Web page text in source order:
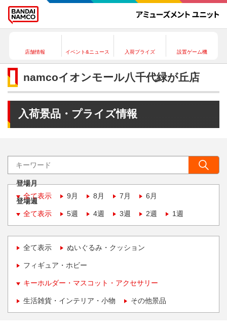
店舗情報 イベント&ニュース 入荷プライズ 設置ゲーム機
namcoイオンモール八千代緑が丘店
入荷景品・プライズ情報
登場月
全て表示
9月 8月 7月 6月
登場週
全て表示
5週 4週 3週 2週 1週
全て表示 ぬいぐるみ・クッション
フィギュア・ホビー
キーホルダー・マスコット・アクセサリー
生活雑貨・インテリア・小物 その他景品